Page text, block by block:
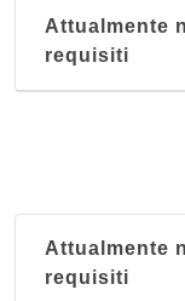
Attualmente
requisiti
Attualmente
requisiti